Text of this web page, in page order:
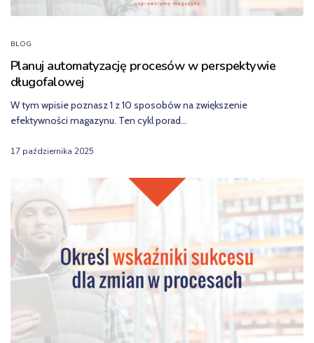
BLOG
Planuj automatyzację procesów w perspektywie
długofalowej
W tym wpisie poznasz 1 z 10 sposobów na zwiększenie
efektywności magazynu. Ten cykl porad…
17 października 2025